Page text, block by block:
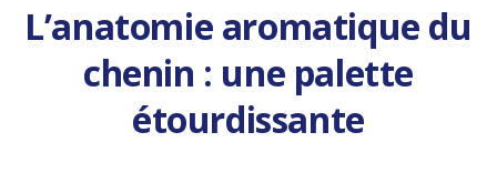
L’anatomie aromatique du
chenin : une palette
étourdissante